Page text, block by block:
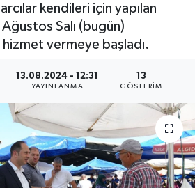
kendileri için yapılan
Salı (bugün)
vermeye başladı.
13.08.2024 - 12:31
YAYINLANMA
13
GÖSTERIM